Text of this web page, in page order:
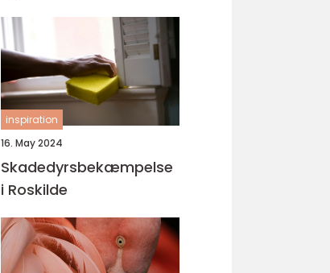
inspiration
16. May 2024
Skadedyrsbekæmpelse
i Roskilde